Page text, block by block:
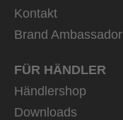
Kontakt
Brand Ambassador
FÜR HÄNDLER
Händlershop
Downloads